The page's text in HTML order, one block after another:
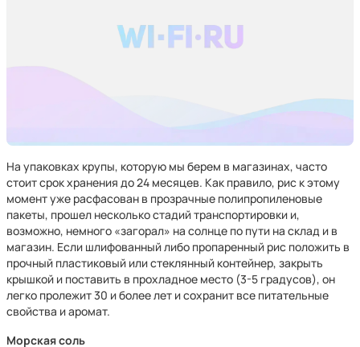
На упаковках крупы, которую мы берем в магазинах, часто
стоит срок хранения до 24 месяцев. Как правило, рис к этому
момент уже расфасован в прозрачные полипропиленовые
пакеты, прошел несколько стадий транспортировки и,
возможно, немного «загорал» на солнце по пути на склад и в
магазин. Если шлифованный либо пропаренный рис положить в
прочный пластиковый или стеклянный контейнер, закрыть
крышкой и поставить в прохладное место (3-5 градусов), он
легко пролежит 30 и более лет и сохранит все питательные
свойства и аромат.
Морская соль